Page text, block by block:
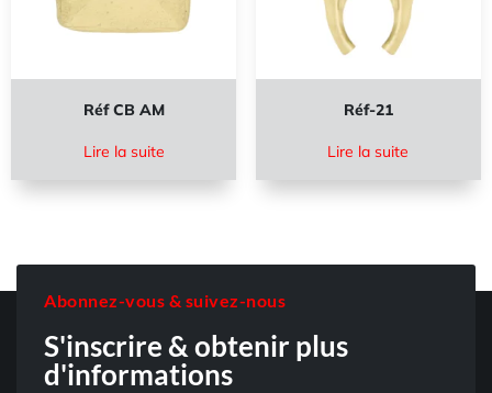
Réf CB AM
Lire la suite
Réf-21
Lire la suite
Abonnez-vous & suivez-nous
S'inscrire & obtenir plus
d'informations